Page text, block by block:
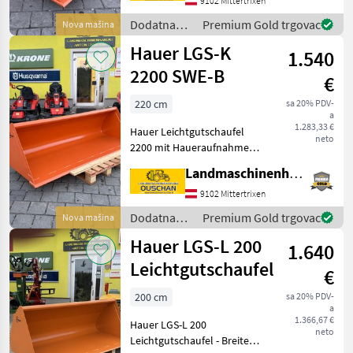
Nova mašina
Schürfleiste 150/20 -
Gewicht 220kg Sofort
Dodatna
oprema za
traktore /
Hauer
Premium Gold trgovac
Nova mašina
Hauer LGS-K
2200 SWE-B
1.540
€
sa 20% PDV-
a
1.283,33 €
neto
220 cm
Hauer Leichtgutschaufel
2200 mit Haueraufnahme -
gerundet -Breite 2200mm -
Tiefe 870mm -Höhe 670mm
-Haueraufnahme SWE-B -
Landmaschinenhandel Ouschan Anton
9102 Mittertrixen
Dodatna
oprema za
traktore /
Hauer
Premium Gold trgovac
Hauer LGS-L 200
Leichtgutschaufel
1.640
€
sa 20% PDV-
a
1.366,67 €
neto
200 cm
Hauer LGS-L 200
Leichtgutschaufel - Breite